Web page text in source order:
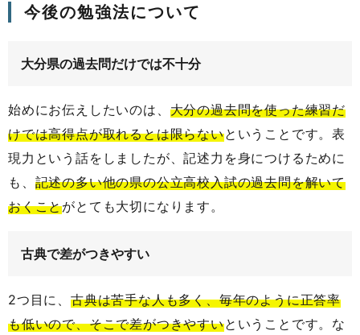
今後の勉強法について
大分県の過去問だけでは不十分
始めにお伝えしたいのは、 大分の過去問を使った練習だ
けでは高得点が取れるとは限らないということです。表
現力という話をしましたが、記述力を身につけるために
も、 記述の多い他の県の公立高校入試の過去問を解いて
おくことがとても大切になります。
古典で差がつきやすい
2つ目に、 古典は苦手な人も多く、毎年のように正答率
も低いので、そこで差がつきやすいということです。な